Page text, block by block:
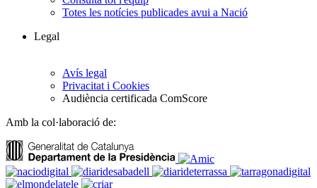
Totes les notícies publicades avui a Nació
Legal
Avís legal
Privacitat i Cookies
Audiència certificada ComScore
Amb la col·laboració de: